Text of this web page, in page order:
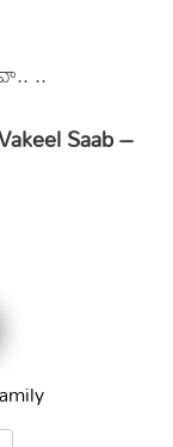
..
Saab –